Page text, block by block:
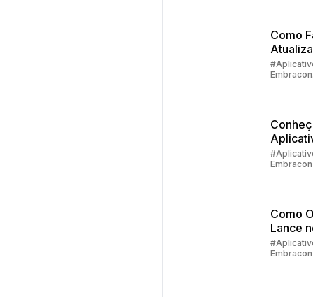
Como
Embracon
Como
Embracon
Como
Lance
do